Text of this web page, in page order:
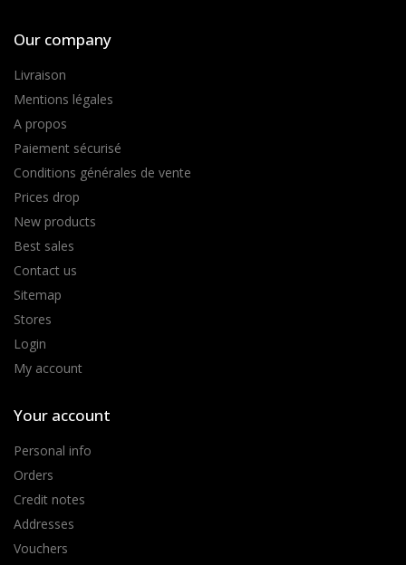
Our company
Livraison
Mentions légales
A propos
Paiement sécurisé
Conditions générales de vente
Prices drop
New products
Best sales
Contact us
Sitemap
Stores
Login
My account
Your account
Personal info
Orders
Credit notes
Addresses
Vouchers